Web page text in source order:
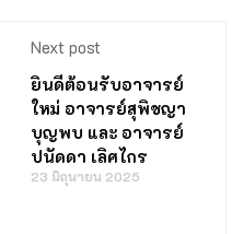
Next post
ยินดีต้อนรับอาจารย์
ใหม่ อาจารย์สุพิชญา
บุญพบ และ อาจารย์
ปนัดดา เลิศไกร
23 มิถุนายน 2025